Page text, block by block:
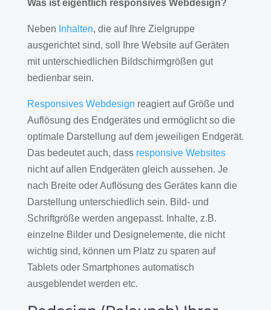
Was ist eigentlich responsives Webdesign?
Neben Inhalten, die auf Ihre Zielgruppe
ausgerichtet sind, soll Ihre Website auf Geräten
mit unterschiedlichen Bildschirmgrößen gut
bedienbar sein.
Responsives Webdesign reagiert auf Größe und
Auflösung des Endgerätes und ermöglicht so die
optimale Darstellung auf dem jeweiligen Endgerät.
Das bedeutet auch, dass responsive Websites
nicht auf allen Endgeräten gleich aussehen. Je
nach Breite oder Auflösung des Gerätes kann die
Darstellung unterschiedlich sein. Bild- und
Schriftgröße werden angepasst. Inhalte, z.B.
einzelne Bilder und Designelemente, die nicht
wichtig sind, können um Platz zu sparen auf
Tablets oder Smartphones automatisch
ausgeblendet werden etc.